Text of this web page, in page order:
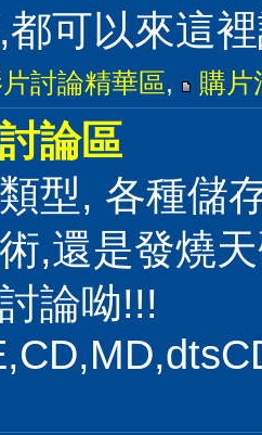
可以來這
討論精華區, 購片
論區
型, 各種儲
,還是發燒
論呦!!!